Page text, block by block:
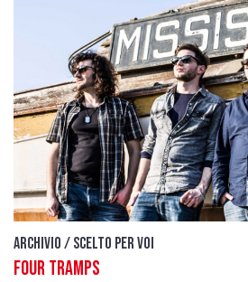
Archivio / Scelto per voi
Four Tramps